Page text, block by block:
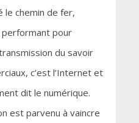
le chemin de fer,
performant pour
du savoir
c’est l’Internet et
dit le numérique.
est parvenu à vaincre